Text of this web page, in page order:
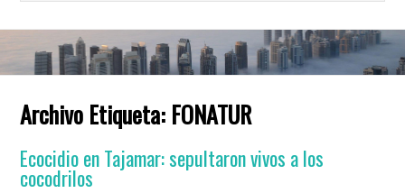
Archivo Etiqueta: FONATUR
Ecocidio en Tajamar: sepultaron vivos a los
cocodrilos